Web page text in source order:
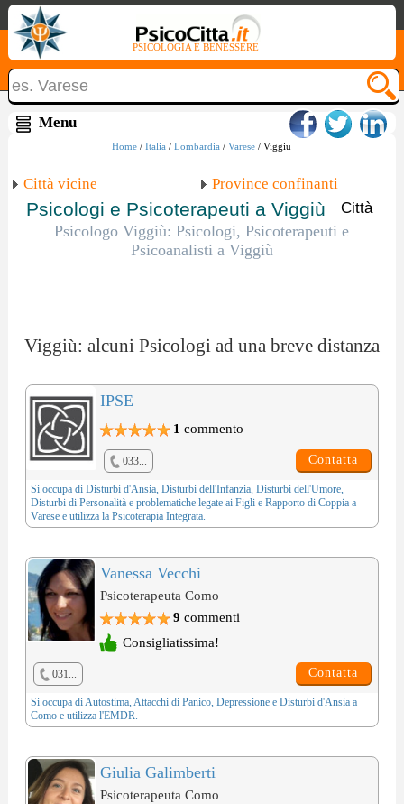
PSICOLOGIA E BENESSERE
Home /Italia /Lombardia /Varese / Viggiu
Città vicine Province confinanti
Psicologi e Psicoterapeuti a Viggiù Città
Psicologo Viggiù: Psicologi, Psicoterapeuti e
Psicoanalisti a Viggiù
Viggiù: alcuni Psicologi ad una breve distanza
IPSE
1 commento
033... Contatta
Si occupa di Disturbi d'Ansia, Disturbi dell'Infanzia, Disturbi dell'Umore,
Disturbi di Personalitàe problematiche legate ai Figli e Rapporto di Coppiaa
Varese e utilizza la Psicoterapia Integrata.
Vanessa Vecchi
Psicoterapeuta Como
9 commenti
Consigliatissima!
031... Contatta
Si occupa diAutostima, Attacchi di Panico, Depressionee Disturbi d'Ansiaa
Como e utilizza l'EMDR.
Giulia Galimberti
Psicoterapeuta Como